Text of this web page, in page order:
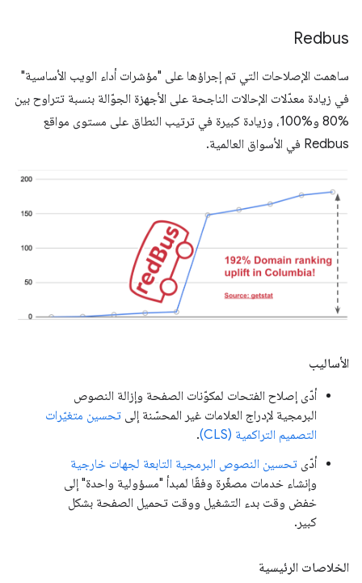
Redbus
ساهمت الإصلاحات التي تم إجراؤها على "مؤشرات أداء الويب الأساسية"
في زيادة معدّلات الإحالات الناجحة على الأجهزة الجوّالة بنسبة تتراوح بين
%80 و%100، وزيادة كبيرة في ترتيب النطاق على مستوى مواقع
Redbus في الأسواق العالمية.
الأساليب
أدّى إصلاح الفتحات لمكوّنات الصفحة وإزالة النصوص
البرمجية لإدراج العلامات غير المحسّنة إلى تحسين متغيّرات
التصميم التراكمية (CLS)
.
أدّى تحسين النصوص البرمجية التابعة لجهات خارجية
وإنشاء خدمات مصغّرة وفقًا لمبدأ "مسؤولية واحدة" إلى
خفض وقت بدء التشغيل ووقت تحميل الصفحة بشكل
كبير.
الخلاصات الرئيسية